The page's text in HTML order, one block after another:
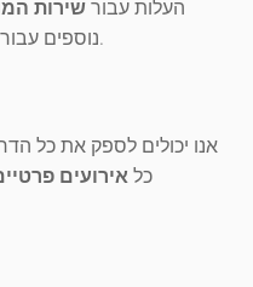
העלות עבורשירות
נוספים עבור מזוודות, חניה או התנעת מנוע רכב.
אנו יכולים לספק את כל
כלאירועים